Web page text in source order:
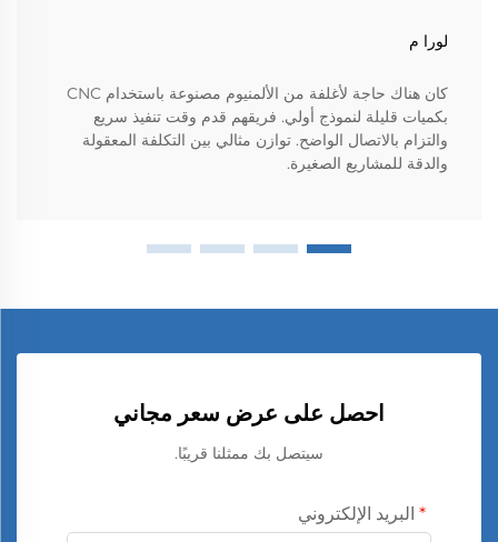
لورا م
كان هناك حاجة لأغلفة من الألمنيوم مصنوعة باستخدام CNC
بكميات قليلة لنموذج أولي. فريقهم قدم وقت تنفيذ سريع
والتزام بالاتصال الواضح. توازن مثالي بين التكلفة المعقولة
والدقة للمشاريع الصغيرة.
احصل على عرض سعر مجاني
سيتصل بك ممثلنا قريبًا.
البريد الإلكتروني